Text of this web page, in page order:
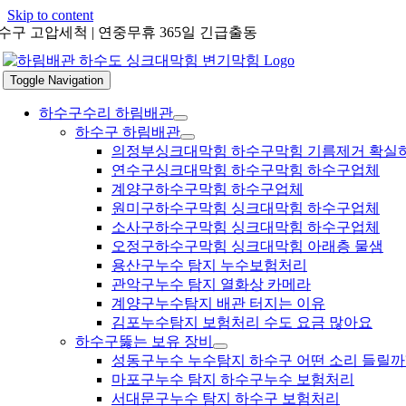
Skip to content
구 고압세척 | 연중무휴 365일 긴급출동
Toggle Navigation
하수구수리 하림배관
하수구 하림배관
의정부싱크대막힘 하수구막힘 기름제거 확실
연수구싱크대막힘 하수구막힘 하수구업체
계양구하수구막힘 하수구업체
원미구하수구막힘 싱크대막힘 하수구업체
소사구하수구막힘 싱크대막힘 하수구업체
오정구하수구막힘 싱크대막힘 아래층 물샘
용산구누수 탐지 누수보험처리
관악구누수 탐지 열화상 카메라
계양구누수탐지 배관 터지는 이유
김포누수탐지 보험처리 수도 요금 많아요
하수구뚫는 보유 장비
성동구누수 누수탐지 하수구 어떤 소리 들릴까
마포구누수 탐지 하수구누수 보험처리
서대문구누수 탐지 하수구 보험처리